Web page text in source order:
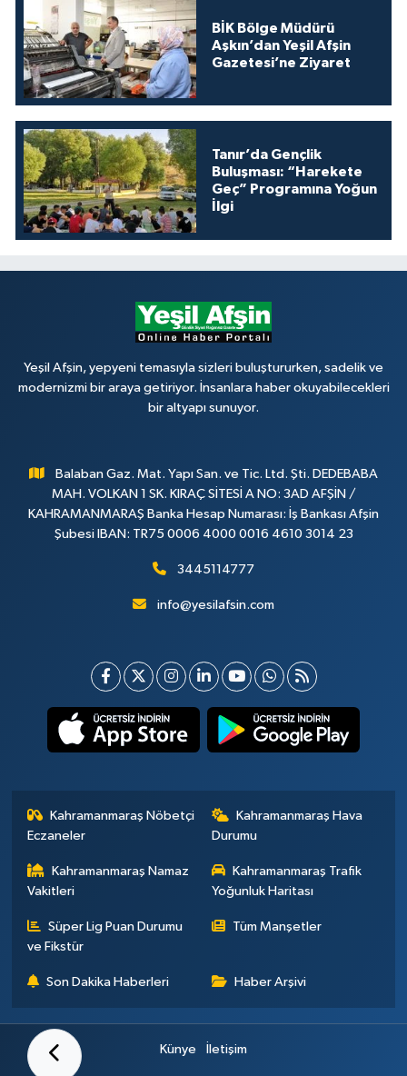
BİK Bölge Müdürü
Aşkın’dan Yeşil Afşin
Gazetesi’ne Ziyaret
Tanır’da Gençlik
Buluşması: “Harekete
Geç” Programına Yoğun
İlgi
Yeşil Afşin, yepyeni temasıyla sizleri buluştururken, sadelik ve
modernizmi bir araya getiriyor. İnsanlara haber okuyabilecekleri
bir altyapı sunuyor.
Balaban Gaz. Mat. Yapı San. ve Tic. Ltd. Şti. DEDEBABA
MAH. VOLKAN 1 SK. KIRAÇ SİTESİ A NO: 3AD AFŞİN /
KAHRAMANMARAŞ Banka Hesap Numarası: İş Bankası Afşin
Şubesi IBAN: TR75 0006 4000 0016 4610 3014 23
3445114777
info@yesilafsin.com
Kahramanmaraş Nöbetçi
Eczaneler
Kahramanmaraş Hava
Durumu
Kahramanmaraş Namaz
Vakitleri
Kahramanmaraş Trafik
Yoğunluk Haritası
Süper Lig Puan Durumu
ve Fikstür
Tüm Manşetler
Son Dakika Haberleri Haber Arşivi
Künye İletişim